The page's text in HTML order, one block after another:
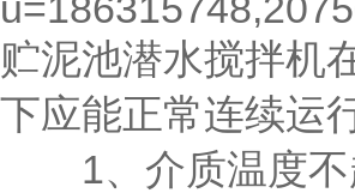
贮泥池潜水搅拌机
下应能正常连续运
1、介质温度不